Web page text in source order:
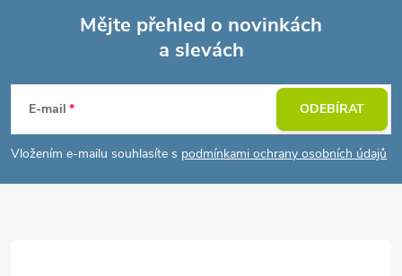
p
Mějte přehled o novinkách
a slevách
E-mail
Vložením e-mailu souhlasíte s podmínkami ochrany osobních údajů
ODEBÍRAT